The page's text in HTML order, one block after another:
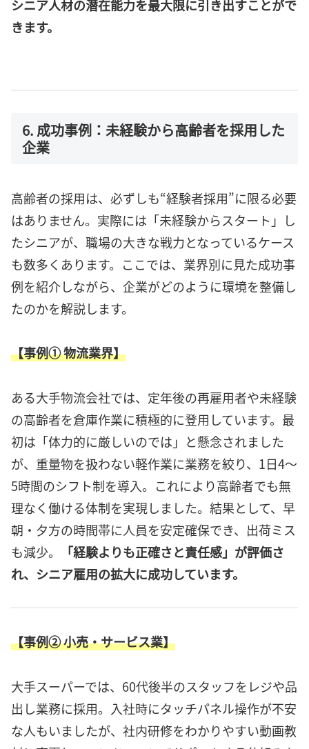
シニア人材の潜在能力を最大限に引き出すことがで
きます。
6. 成功事例：未経験から高齢者を採用した
企業
高齢者の採用は、必ずしも“経験者採用”に限る必要
はありません。実際には「未経験からスタート」し
たシニアが、職場の大きな戦力となっているケース
も数多くあります。ここでは、業界別に見た成功事
例を紹介しながら、企業がどのように環境を整備し
たのかを解説します。
【事例① 物流業界】
ある大手物流会社では、定年後の再雇用者や未経験
の高齢者を倉庫作業に積極的に登用しています。最
初は「体力的に厳しいのでは」と懸念されました
が、重量物を扱わない軽作業に業務を絞り、1日4〜
5時間のシフト制を導入。これにより高齢者でも無
理なく働ける体制を実現しました。結果として、早
朝・夕方の時間帯に人員を安定確保でき、出荷ミス
も減少。
「経験よりも正確さと責任感」が評価さ
れ、シニア雇用の拡大に成功しています。
【事例② 小売・サービス業】
大手スーパーでは、60代後半のスタッフをレジや品
出し業務に採用。入社時にタッチパネル操作が不安
な人もいましたが、社内研修をわかりやすい動画教